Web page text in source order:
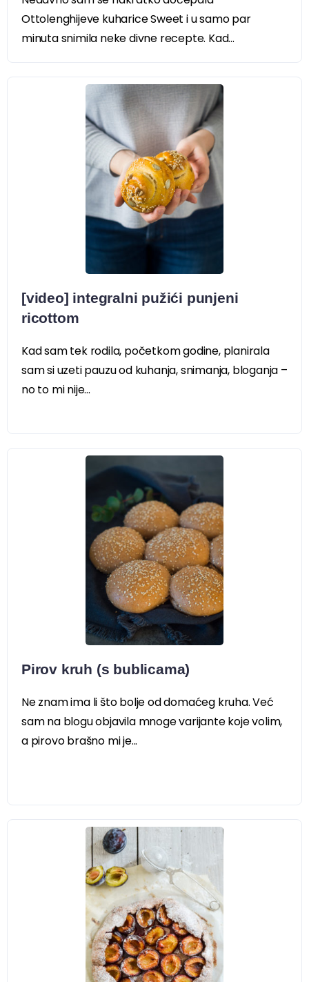
Ottolenghijeve kuharice Sweet i u samo par
minuta snimila neke divne recepte. Kad...
[video] integralni pužići punjeni
ricottom
Kad sam tek rodila, početkom godine, planirala
sam si uzeti pauzu od kuhanja, snimanja, bloganja –
no to mi nije...
Pirov kruh (s bublicama)
Ne znam ima li što bolje od domaćeg kruha. Već
sam na blogu objavila mnoge varijante koje volim,
a pirovo brašno mi je...